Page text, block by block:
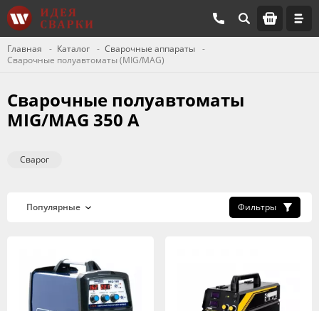
Главная Каталог
Сварочные аппараты
Сварочные полуавтоматы (MIG/MAG)
Сварочные полуавтоматы
MIG/MAG 350 А
Сварог
Фильтры